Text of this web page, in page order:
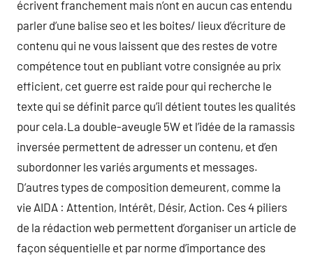
écrivent franchement mais n’ont en aucun cas entendu
parler d’une balise seo et les boites/ lieux d’écriture de
contenu qui ne vous laissent que des restes de votre
compétence tout en publiant votre consignée au prix
efficient, cet guerre est raide pour qui recherche le
texte qui se définit parce qu’il détient toutes les qualités
pour cela.La double-aveugle 5W et l’idée de la ramassis
inversée permettent de adresser un contenu, et d’en
subordonner les variés arguments et messages.
D’autres types de composition demeurent, comme la
vie AIDA : Attention, Intérêt, Désir, Action. Ces 4 piliers
de la rédaction web permettent d’organiser un article de
façon séquentielle et par norme d’importance des